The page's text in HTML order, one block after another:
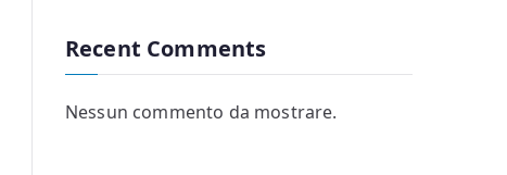
Recent Comments
Nessun commento da mostrare.